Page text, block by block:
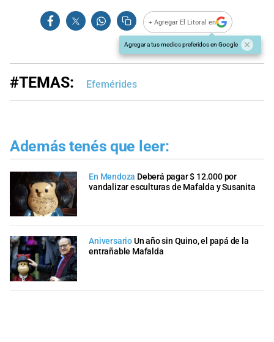
+ Agregar El Litoral en
Agregar a tus medios preferidos en Google
#TEMAS: Efemérides
Además tenés que leer:
En Mendoza Deberá pagar $ 12.000 por
vandalizar esculturas de Mafalda y Susanita
AniversarioUn año sin Quino, el papá de la
entrañable Mafalda